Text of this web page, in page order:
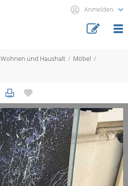
Anmelden
Wohnen und Haushalt
Möbel